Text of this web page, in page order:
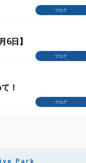
ブログ
ブログ
6日】
ブログ
！